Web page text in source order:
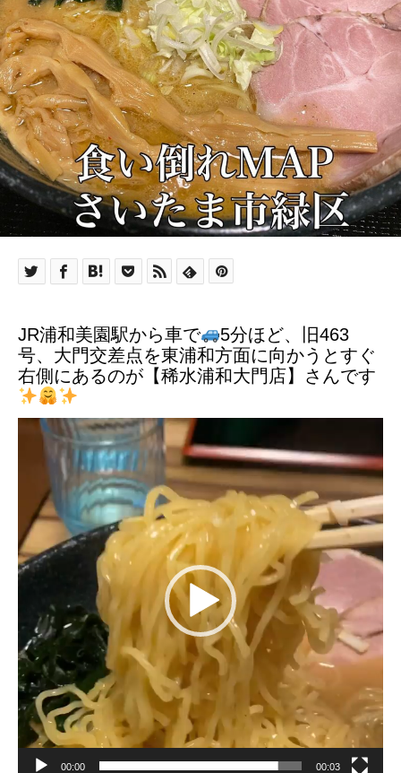
JR浦和美園駅から車で
5分ほど、旧463
号、大門交差点を東浦和方面に向かうとすぐ
右側にあるのが【稀水浦和大門店】さんです
ー
ヤ
00:00 00:03